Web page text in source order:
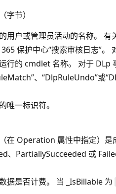
字节）
用户或管理员活动的名称。
保护中心“搜索审核日志”。
行的 cmdlet 名称。 对于 DLp
、“DlpRuleUndo”或
唯一标识符。
在 Operation 属性中指定）是
、PartiallySucceeded 或
据是否计费。 当 _IsBillable 为